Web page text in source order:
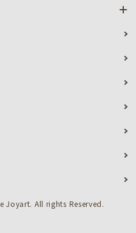
Joyart. All rights Reserved.